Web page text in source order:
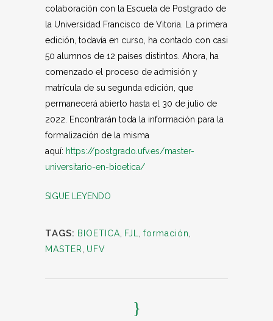
colaboración con la Escuela de Postgrado de
la Universidad Francisco de Vitoria. La primera
edición, todavía en curso, ha contado con casi
50 alumnos de 12 países distintos. Ahora, ha
comenzado el proceso de admisión y
matrícula de su segunda edición, que
permanecerá abierto hasta el 30 de julio de
2022. Encontrarán toda la información para la
formalización de la misma
aquí: https://postgrado.ufv.es/master-
universitario-en-bioetica/
SIGUE LEYENDO
TAGS: BIOETICA FJL formación
MASTER
UFV